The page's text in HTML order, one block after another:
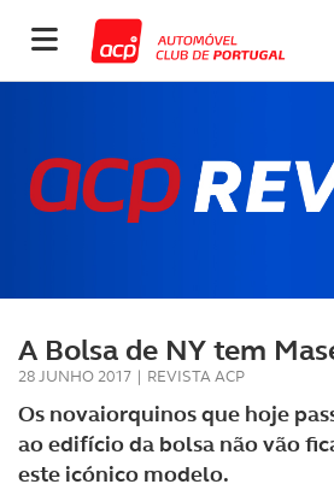
A Bolsa de NY tem
28 JUNHO 2017 | REVISTA ACP
Os novaiorquinos que hoje
ao edifício da bolsa não vão
este icónico modelo.